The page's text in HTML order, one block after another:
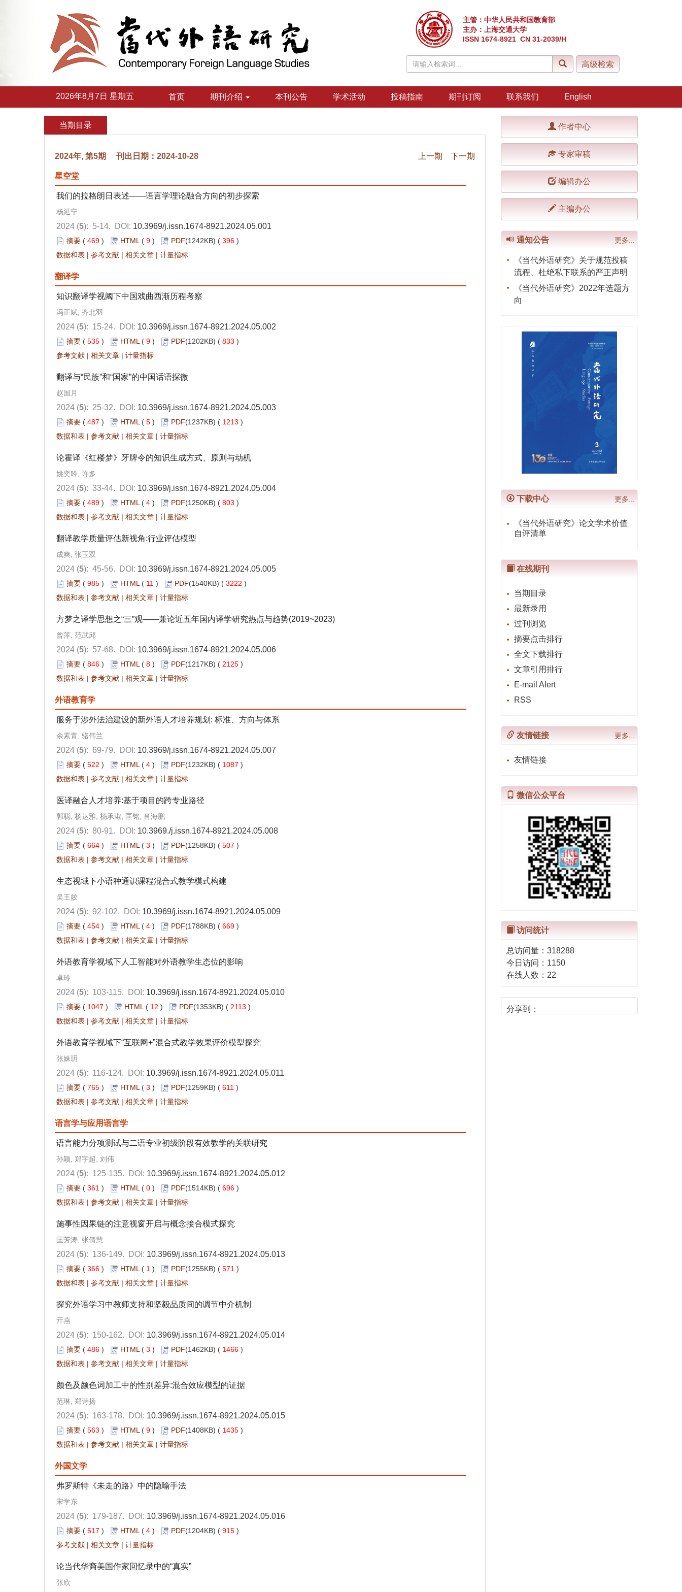
主管：中华人民共和国教育部
主办：上海交通大学
ISSN 1674-8921 CN 31-2039/H
2026年8月7日 星期五 首页 期刊介绍 本刊公告 学术活动 投稿指南 期刊订阅 联系我们 English
当期目录
2024年, 第5期 刊出日期：2024-10-28 上一期 下一期
星空堂
我们的拉格朗日表述——语言学理论融合方向的初步探索
杨延宁
2024 (5): 5-14. DOI: 10.3969/j.issn.1674-8921.2024.05.001
摘要 ( 469 ) HTML ( 9 ) PDF(1242KB) ( 396 )
数据和表 | 参考文献 | 相关文章 | 计量指标
翻译学
知识翻译学视阈下中国戏曲西渐历程考察
冯正斌, 齐北羽
2024 (5): 15-24. DOI: 10.3969/j.issn.1674-8921.2024.05.002
摘要 ( 535 ) HTML ( 9 ) PDF(1202KB) ( 833 )
参考文献 | 相关文章 | 计量指标
翻译与“民族”和“国家”的中国话语探微
赵国月
2024 (5): 25-32. DOI: 10.3969/j.issn.1674-8921.2024.05.003
摘要 ( 487 ) HTML ( 5 ) PDF(1237KB) ( 1213 )
数据和表 | 参考文献 | 相关文章 | 计量指标
论霍译《红楼梦》牙牌令的知识生成方式、原则与动机
姚奕吟, 许多
2024 (5): 33-44. DOI: 10.3969/j.issn.1674-8921.2024.05.004
摘要 ( 489 ) HTML ( 4 ) PDF(1250KB) ( 803 )
数据和表 | 参考文献 | 相关文章 | 计量指标
翻译教学质量评估新视角:行业评估模型
成爽, 张玉双
2024 (5): 45-56. DOI: 10.3969/j.issn.1674-8921.2024.05.005
摘要 ( 985 ) HTML ( 11 ) PDF(1540KB) ( 3222 )
数据和表 | 参考文献 | 相关文章 | 计量指标
方梦之译学思想之“三”观——兼论近五年国内译学研究热点与趋势(2019~2023)
曾萍, 范武邱
2024 (5): 57-68. DOI: 10.3969/j.issn.1674-8921.2024.05.006
摘要 ( 846 ) HTML ( 8 ) PDF(1217KB) ( 2125 )
数据和表 | 参考文献 | 相关文章 | 计量指标
外语教育学
服务于涉外法治建设的新外语人才培养规划: 标准、方向与体系
余素青, 骆伟兰
2024 (5): 69-79. DOI: 10.3969/j.issn.1674-8921.2024.05.007
摘要 ( 522 ) HTML ( 4 ) PDF(1232KB) ( 1087 )
数据和表 | 参考文献 | 相关文章 | 计量指标
医译融合人才培养:基于项目的跨专业路径
郭聪, 杨达雅, 杨承淑, 匡铭, 肖海鹏
2024 (5): 80-91. DOI: 10.3969./j.issn.1674-8921.2024.05.008
摘要 ( 664 ) HTML ( 3 ) PDF(1258KB) ( 507 )
数据和表 | 参考文献 | 相关文章 | 计量指标
生态视域下小语种通识课程混合式教学模式构建
吴王姣
2024 (5): 92-102. DOI: 10.3969/j.issn.1674-8921.2024.05.009
摘要 ( 454 ) HTML ( 4 ) PDF(1788KB) ( 669 )
数据和表 | 参考文献 | 相关文章 | 计量指标
外语教育学视域下人工智能对外语教学生态位的影响
卓玲
2024 (5): 103-115. DOI: 10.3969/j.issn.1674-8921.2024.05.010
摘要 ( 1047 ) HTML ( 12 ) PDF(1353KB) ( 2113 )
数据和表 | 参考文献 | 相关文章 | 计量指标
外语教育学视域下“互联网+”混合式教学效果评价模型探究
张姝玥
2024 (5): 116-124. DOI: 10.3969/j.issn.1674-8921.2024.05.011
摘要 ( 765 ) HTML ( 3 ) PDF(1259KB) ( 611 )
数据和表 | 参考文献 | 相关文章 | 计量指标
语言学与应用语言学
语言能力分项测试与二语专业初级阶段有效教学的关联研究
孙颖, 郑宇超, 刘伟
2024 (5): 125-135. DOI: 10.3969/j.issn.1674-8921.2024.05.012
摘要 ( 361 ) HTML ( 0 ) PDF(1514KB) ( 696 )
数据和表 | 参考文献 | 相关文章 | 计量指标
施事性因果链的注意视窗开启与概念接合模式探究
匡芳涛, 张倩慧
2024 (5): 136-149. DOI: 10.3969/j.issn.1674-8921.2024.05.013
摘要 ( 366 ) HTML ( 1 ) PDF(1255KB) ( 571 )
数据和表 | 参考文献 | 相关文章 | 计量指标
探究外语学习中教师支持和坚毅品质间的调节中介机制
亓燕
2024 (5): 150-162. DOI: 10.3969/j.issn.1674-8921.2024.05.014
摘要 ( 486 ) HTML ( 3 ) PDF(1462KB) ( 1466 )
数据和表 | 参考文献 | 相关文章 | 计量指标
颜色及颜色词加工中的性别差异:混合效应模型的证据
范琳, 郑诗扬
2024 (5): 163-178. DOI: 10.3969/j.issn.1674-8921.2024.05.015
摘要 ( 563 ) HTML ( 9 ) PDF(1408KB) ( 1435 )
数据和表 | 参考文献 | 相关文章 | 计量指标
外国文学
弗罗斯特《未走的路》中的隐喻手法
宋学东
2024 (5): 179-187. DOI: 10.3969/j.issn.1674-8921.2024.05.016
摘要 ( 517 ) HTML ( 4 ) PDF(1204KB) ( 915 )
参考文献 | 相关文章 | 计量指标
论当代华裔美国作家回忆录中的“真实”
张欣
作者中心
专家审稿
编辑办公
主编办公
通知公告 更多...
《当代外语研究》关于规范投稿
流程、杜绝私下联系的严正声明
《当代外语研究》2022年选题方
向
下载中心 更多...
《当代外语研究》论文学术价值
自评清单
在线期刊
当期目录
最新录用
过刊浏览
摘要点击排行
全文下载排行
文章引用排行
E-mail Alert
RSS
友情链接 更多...
友情链接
微信公众平台
访问统计
总访问量： 318288
今日访问： 1150
在线人数： 22
分享到：